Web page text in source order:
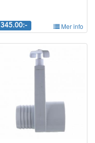
345.00:- Mer info